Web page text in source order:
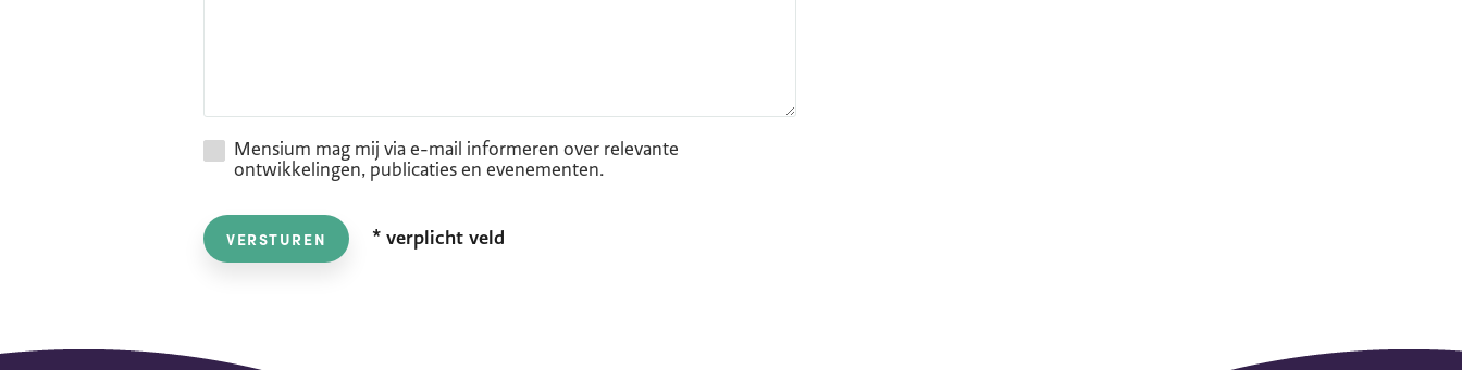
Mensium mag mij via e-mail informeren over relevante
ontwikkelingen, publicaties en evenementen.
VERSTUREN * verplicht veld